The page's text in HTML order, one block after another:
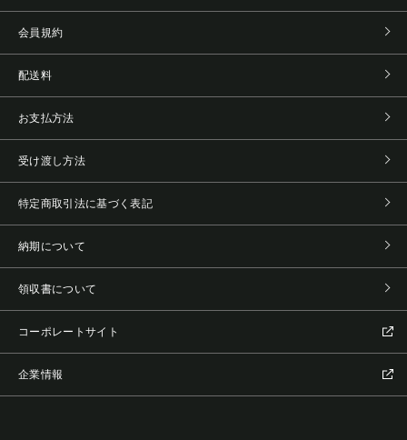
会員規約
配送料
お支払方法
受け渡し方法
特定商取引法に基づく表記
納期について
領収書について
コーポレートサイト
企業情報